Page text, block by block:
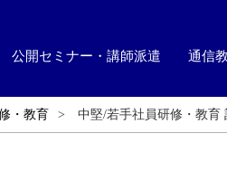
公開セミナー・講師派遣 通信
・教育 中堅/若手社員研修・教育